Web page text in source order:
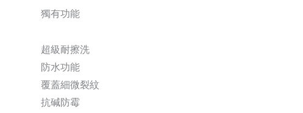
獨有功能
超級耐擦洗
防水功能
覆蓋細微裂紋
抗碱防霉